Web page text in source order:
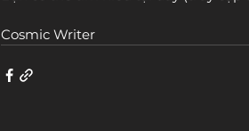
Cosmic Writer